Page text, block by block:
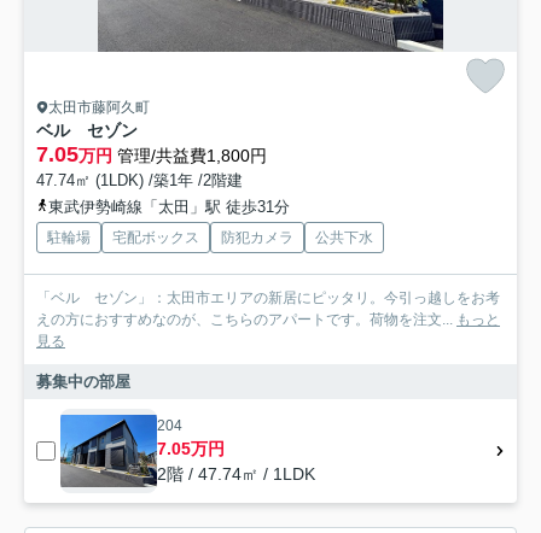
太田市藤阿久町
ベル セゾン
7.05万円 管理/共益費1,800円
47.74㎡ (1LDK) /築1年 /2階建
東武伊勢崎線「太田」駅 徒歩31分
駐輪場 宅配ボックス 防犯カメラ 公共下水
「ベル セゾン」：太田市エリアの新居にピッタリ。今引っ越しをお考
えの方におすすめなのが、こちらのアパートです。荷物を注文... もっと
見る
募集中の部屋
204
7.05万円
2階 / 47.74㎡ / 1LDK